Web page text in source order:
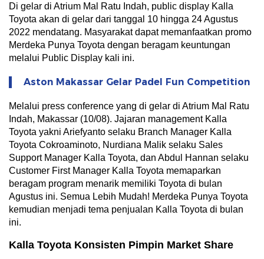
Di gelar di Atrium Mal Ratu Indah, public display Kalla
Toyota akan di gelar dari tanggal 10 hingga 24 Agustus
2022 mendatang. Masyarakat dapat memanfaatkan promo
Merdeka Punya Toyota dengan beragam keuntungan
melalui Public Display kali ini.
Aston Makassar Gelar Padel Fun Competition
Melalui press conference yang di gelar di Atrium Mal Ratu
Indah, Makassar (10/08). Jajaran management Kalla
Toyota yakni Ariefyanto selaku Branch Manager Kalla
Toyota Cokroaminoto, Nurdiana Malik selaku Sales
Support Manager Kalla Toyota, dan Abdul Hannan selaku
Customer First Manager Kalla Toyota memaparkan
beragam program menarik memiliki Toyota di bulan
Agustus ini. Semua Lebih Mudah! Merdeka Punya Toyota
kemudian menjadi tema penjualan Kalla Toyota di bulan
ini.
Kalla Toyota Konsisten Pimpin Market Share